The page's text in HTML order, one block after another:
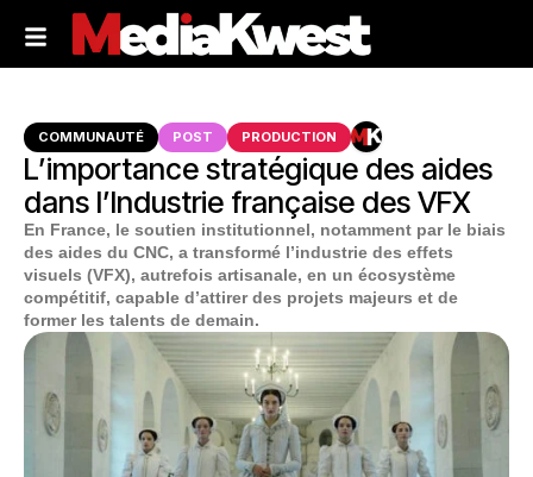
COMMUNAUTÉ POST PRODUCTION
L’importance stratégique des aides
dans l’Industrie française des VFX
En France, le soutien institutionnel, notamment par le biais
des aides du CNC, a transformé l’industrie des effets
visuels (VFX), autrefois artisanale, en un écosystème
compétitif, capable d’attirer des projets majeurs et de
former les talents de demain.